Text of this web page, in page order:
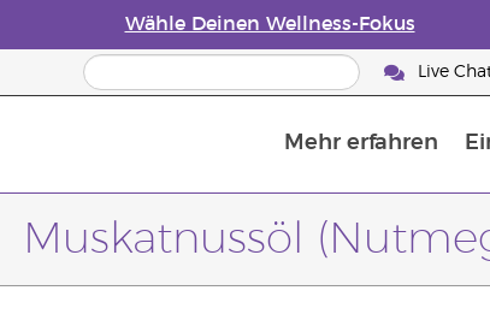
Wähle Deinen Wellness-Fokus
Live
Mehr erfahren
Muskatnussöl